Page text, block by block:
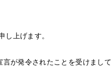
し上げます。
が発令されたことを受けまし